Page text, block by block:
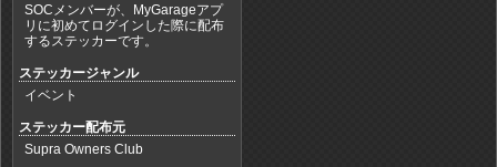
SOCメンバーが、MyGarageアプ
リに初めてログインした際に配布
するステッカーです。
ステッカージャンル
イベント
ステッカー配布元
Supra Owners Club